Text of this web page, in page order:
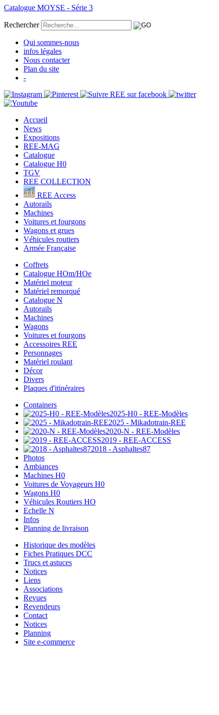
Catalogue MOYSE - Série 3
Rechercher
Qui sommes-nous
infos légales
Nous contacter
Plan du site
-
Accueil
News
Expositions
REE-MAG
Catalogue
Catalogue H0
TGV
REE COLLECTION
REE Access
Autorails
Machines
Voitures et fourgons
Wagons et grues
Véhicules routiers
Armée Française
Coffrets
Catalogue HOm/HOe
Matériel moteur
Matériel remorqué
Catalogue N
Autorails
Machines
Wagons
Voitures et fourgons
Accessoires REE
Personnages
Matériel roulant
Décor
Divers
Plaques d'itinéraires
Containers
2025-H0 - REE-Modèles
2025 - Mikadotrain-REE
2020-N - REE-Modèles
2019 - REE-ACCESS
2018 - Asphaltes87
Photos
Ambiances
Machines H0
Voitures de Voyageurs H0
Wagons H0
Véhicules Routiers HO
Echelle N
Infos
Planning de livraison
Historique des modèles
Fiches Pratiques DCC
Trucs et astuces
Notices
Liens
Associations
Revues
Revendeurs
Contact
Notices
Planning
Site e-commerce